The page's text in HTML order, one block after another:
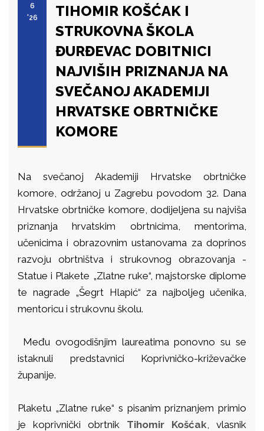
6
'26
TIHOMIR KOŠĆAK I
STRUKOVNA ŠKOLA
ĐURĐEVAC DOBITNICI
NAJVIŠIH PRIZNANJA NA
SVEČANOJ AKADEMIJI
HRVATSKE OBRTNIČKE
KOMORE
Na svečanoj Akademiji Hrvatske obrtničke
komore, održanoj u Zagrebu povodom 32. Dana
Hrvatske obrtničke komore, dodijeljena su najviša
priznanja hrvatskim obrtnicima, mentorima,
učenicima i obrazovnim ustanovama za doprinos
razvoju obrtništva i strukovnog obrazovanja -
Statue i Plakete „Zlatne ruke“, majstorske diplome
te nagrade „Šegrt Hlapić“ za najboljeg učenika,
mentoricu i strukovnu školu.
Među ovogodišnjim laureatima ponovno su se
istaknuli predstavnici Koprivničko-križevačke
županije.
Plaketu „Zlatne ruke“ s pisanim priznanjem primio
je koprivnički obrtnik Tihomir Košćak, vlasnik